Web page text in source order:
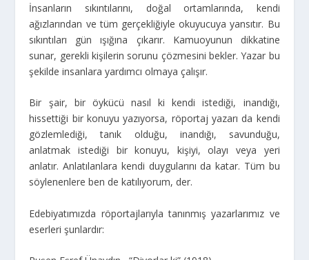
İnsanların sıkıntılarını, doğal ortamlarında, kendi
ağızlarından ve tüm gerçekliğiyle okuyucuya yansıtır. Bu
sıkıntıları gün ışığına çıkarır. Kamuoyunun dikkatine
sunar, gerekli kişilerin sorunu çözmesini bekler. Yazar bu
şekilde insanlara yardımcı olmaya çalışır.
Bir şair, bir öykücü nasıl ki kendi istediği, inandığı,
hissettiği bir konuyu yazıyorsa, röportaj yazarı da kendi
gözlemlediği, tanık olduğu, inandığı, savunduğu,
anlatmak istediği bir konuyu, kişiyi, olayı veya yeri
anlatır. Anlatılanlara kendi duygularını da katar. Tüm bu
söylenenlere ben de katılıyorum, der.
Edebiyatımızda röportajlarıyla tanınmış yazarlarımız ve
eserleri şunlardır: